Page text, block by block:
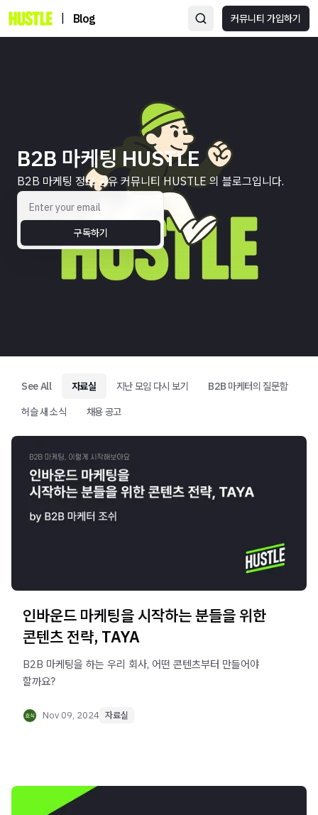
Blog 커뮤니티 가입하기
B2B 마케팅 HUSTLE
B2B 마케팅 정보 공유 커뮤니티 HUSTLE 의 블로그입니다.
구독하기
See All 자료실 지난 모임 다시 보기
B2B 마케터의 질문함
허슬 새 소식
채용 공고
인바운드 마케팅을 시작하는 분들을 위한
콘텐츠 전략, TAYA
B2B 마케팅을 하는 우리 회사, 어떤 콘텐츠부터 만들어야
할까요?
Nov 09, 2024 자료실